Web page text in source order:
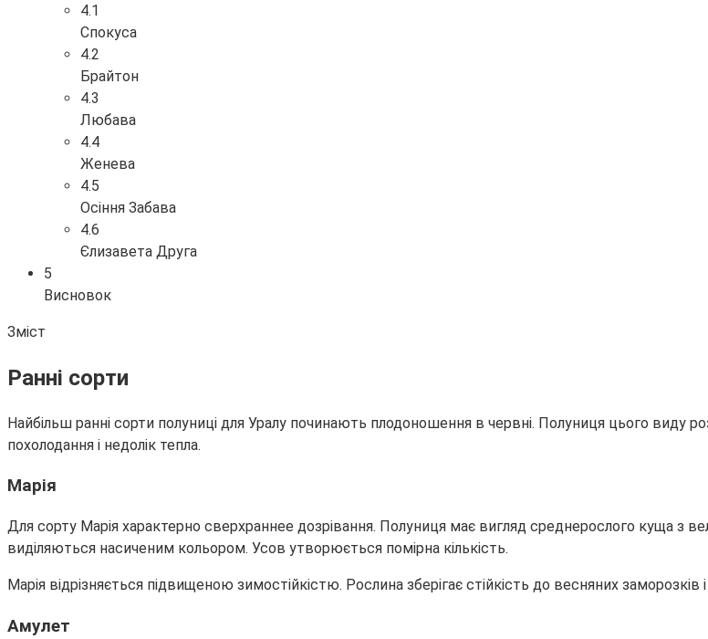
4.1
Спокуса
4.2
Брайтон
4.3
Любава
4.4
Женева
4.5
Осіння Забава
4.6
Єлизавета Друга
5
Висновок
Зміст
Ранні сорти
Найбільш ранні сорти полуниці для Уралу починають плодоношення в червні. Полуниця цього виду
похолодання і недолік тепла.
Марія
Для сорту Марія характерно сверхраннее дозрівання. Полуниця має вигляд среднерослого куща з
виділяються насиченим кольором. Усов утворюється помірна кількість.
Марія відрізняється підвищеною зимостійкістю. Рослина зберігає стійкість до весняних
Амулет